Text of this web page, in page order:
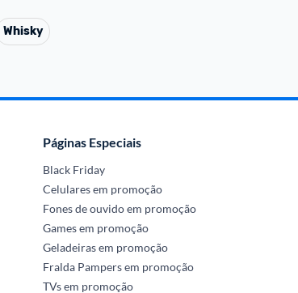
Whisky
Páginas Especiais
Black Friday
Celulares em promoção
Fones de ouvido em promoção
Games em promoção
Geladeiras em promoção
Fralda Pampers em promoção
TVs em promoção